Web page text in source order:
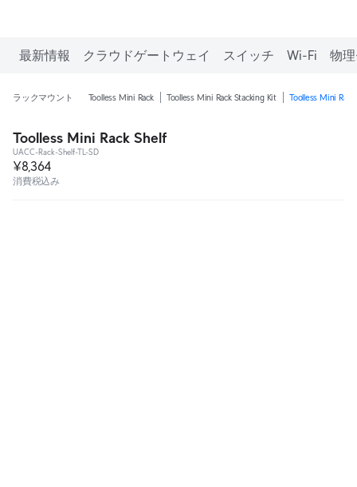
最新情報 クラウドゲートウェイ スイッチ Wi-Fi 物
ラックマウント Toolless Mini Rack Toolless Mini Rack Stacking Kit Toolless Mini Rack
Toolless Mini Rack Shelf
UACC-Rack-Shelf-TL-SD
¥8,364
消費税込み